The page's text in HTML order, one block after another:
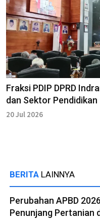
Fraksi PDIP DPRD
dan Sektor Pendidikan
20 Jul 2026
BERITA LAINNYA
Perubahan APBD
Penunjang Pertanian